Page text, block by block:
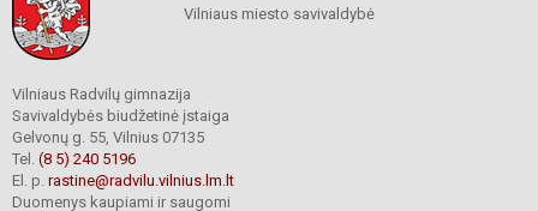
Vilniaus miesto savivaldybė
Vilniaus Radvilų gimnazija
Savivaldybės biudžetinė įstaiga
Gelvonų g. 55, Vilnius 07135
Tel. (8 5) 240 5196
El. p. rastine@radvilu.vilnius.lm.lt
Duomenys kaupiami ir saugomi